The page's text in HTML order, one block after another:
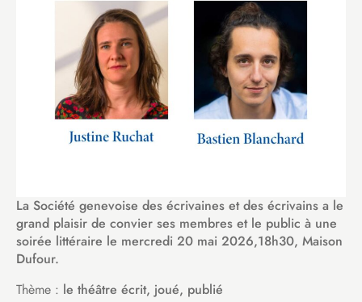
La Société genevoise des écrivaines et des écrivains a le
grand plaisir de convier ses membres et le public à une
soirée littéraire le mercredi 20 mai 2026,18h30, Maison
Dufour.
Thème : le théâtre écrit, joué, publié